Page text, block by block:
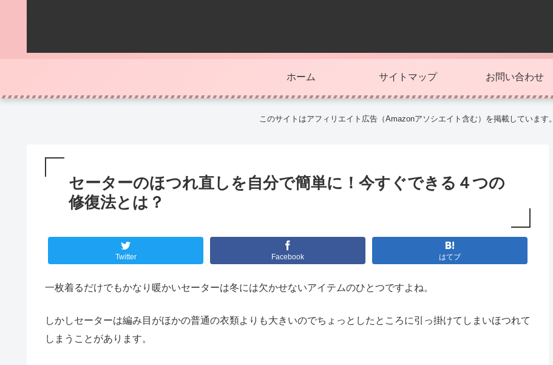
ホーム サイトマップ お問い合わせ
このサイトはアフィリエイト広告（Amazonアソシエイト含む）を掲載しています。
セーターのほつれ直しを自分で簡単に！今すぐできる４つの
修復法とは？
Twitter Facebook はてブ
一枚着るだけでもかなり暖かいセーターは冬には欠かせないアイテムのひとつですよね。
しかしセーターは編み目がほかの普通の衣類よりも大きいのでちょっとしたところに引っ掛けてしまいほつれて
しまうことがあります。